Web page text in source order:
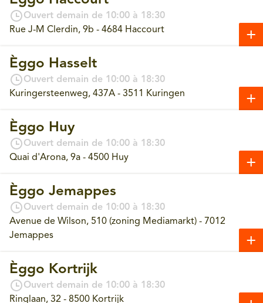
Ouvert demain de 10:00 à 18:30
Rue J-M Clerdin, 9b - 4684 Haccourt
Èggo Hasselt
Ouvert demain de 10:00 à 18:30
Kuringersteenweg, 437A - 3511 Kuringen
Èggo Huy
Ouvert demain de 10:00 à 18:30
Quai d'Arona, 9a - 4500 Huy
Èggo Jemappes
Ouvert demain de 10:00 à 18:30
Avenue de Wilson, 510 (zoning Mediamarkt) - 7012
Jemappes
Èggo Kortrijk
Ouvert demain de 10:00 à 18:30
Ringlaan, 32 - 8500 Kortrijk